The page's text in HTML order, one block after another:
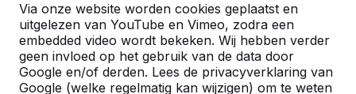
Via onze website worden cookies geplaatst en
uitgelezen van YouTube en Vimeo, zodra een
embedded video wordt bekeken. Wij hebben verder
geen invloed op het gebruik van de data door
Google en/of derden. Lees de privacyverklaring van
Google (welke regelmatig kan wijzigen) om te weten